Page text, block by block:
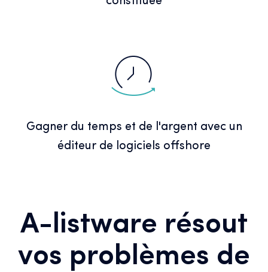
Gagner du temps et de l'argent avec un
éditeur de logiciels offshore
A-listware résout
vos problèmes de